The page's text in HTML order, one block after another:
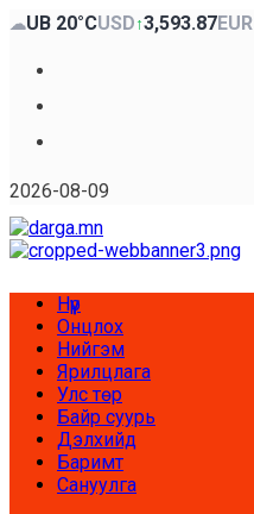
Skip
content
☁UB 20°CUSD↑3,593.87EUR
2026-08-09
Primary
Menu
Нүүр
Онцлох
Нийгэм
Ярилцлага
Улс төр
Байр суурь
Дэлхийд
Баримт
Сануулга